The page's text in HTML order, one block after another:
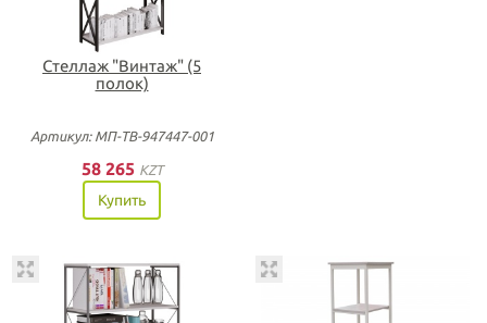
Стеллаж "Винтаж" (5
полок)
Артикул: МП-ТВ-947447-001
58 265 KZT
Купить